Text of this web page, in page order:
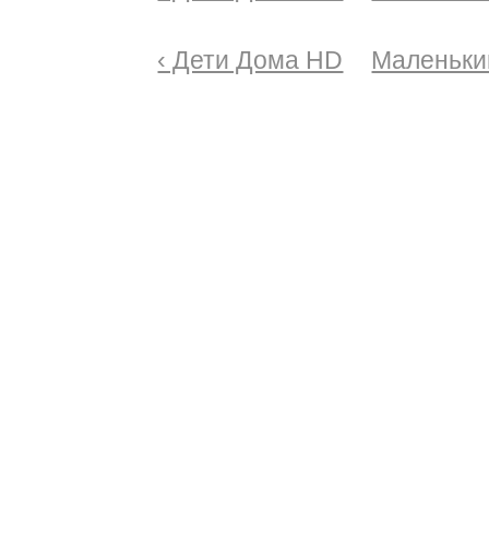
‹ Дети Дома HD